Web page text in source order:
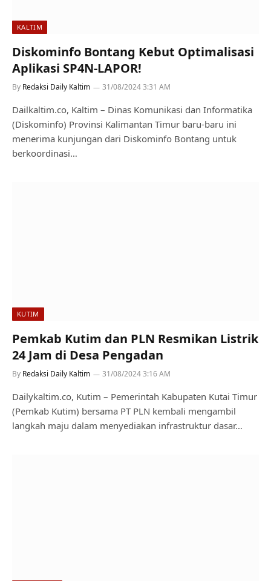
KALTIM
Diskominfo Bontang Kebut Optimalisasi
Aplikasi SP4N-LAPOR!
By Redaksi Daily Kaltim 31/08/2024 3:31 AM
Dailkaltim.co, Kaltim – Dinas Komunikasi dan Informatika
(Diskominfo) Provinsi Kalimantan Timur baru-baru ini
menerima kunjungan dari Diskominfo Bontang untuk
berkoordinasi…
KUTIM
Pemkab Kutim dan PLN Resmikan Listrik
24 Jam di Desa Pengadan
By Redaksi Daily Kaltim 31/08/2024 3:16 AM
Dailykaltim.co, Kutim – Pemerintah Kabupaten Kutai Timur
(Pemkab Kutim) bersama PT PLN kembali mengambil
langkah maju dalam menyediakan infrastruktur dasar…